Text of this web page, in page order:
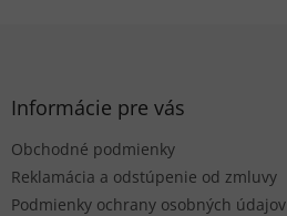
Informácie pre vás
Obchodné podmienky
Reklamácia a odstúpenie od zmluvy
Podmienky ochrany osobných údajov